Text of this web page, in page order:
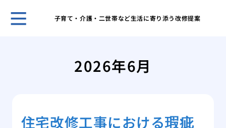
子育て・介護・二世帯など生活に寄り添う改修提案
2026年6月
住宅改修工事における瑕疵